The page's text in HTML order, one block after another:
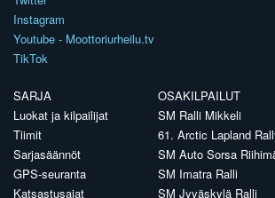
Instagram
Youtube - Moottoriurheilu.tv
TikTok
SARJA
Luokat ja kilpailijat
Tiimit
Sarjasäännöt
GPS-seuranta
Katsastusajat
OSAKILPAILUT
SM Ralli Mikkeli
61. Arctic Lapland
SM Auto Sorsa
SM Imatra Ralli
SM Jyväskylä Ralli